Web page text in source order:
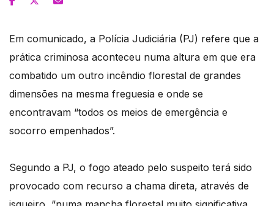
Em comunicado, a Polícia Judiciária (PJ) refere que a
prática criminosa aconteceu numa altura em que era
combatido um outro incêndio florestal de grandes
dimensões na mesma freguesia e onde se
encontravam “todos os meios de emergência e
socorro empenhados”.
Segundo a PJ, o fogo ateado pelo suspeito terá sido
provocado com recurso a chama direta, através de